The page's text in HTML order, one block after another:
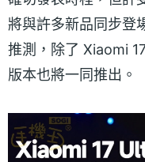
將與許多新品同步登
推測，除了 Xiaomi
版本也將一同推出。